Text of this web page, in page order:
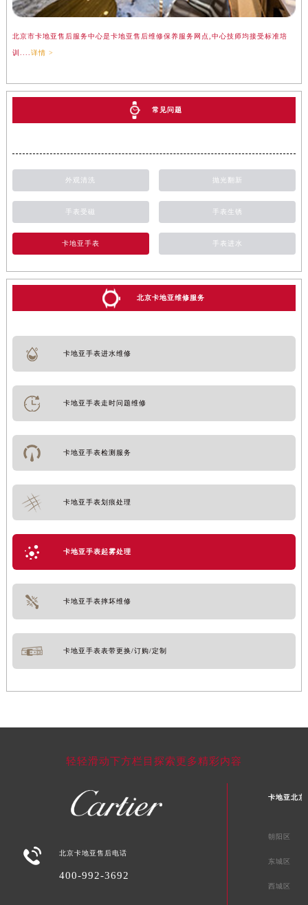
北京市卡地亚售后服务中心是卡地亚售后维修保养服务网点,中心技师均接受标准培
训....详情 >
常见问题
外观清洗 抛光翻新
手表受磁 手表生锈
卡地亚手表 手表进水
北京卡地亚维修服务
卡地亚手表进水维修
卡地亚手表走时问题维修
卡地亚手表检测服务
卡地亚手表划痕处理
卡地亚手表起雾处理
卡地亚手表摔坏维修
卡地亚手表表带更换/订购/定制
轻轻滑动下方栏目探索更多精彩内容
 北京卡地亚售后电话
400-992-3692
卡地亚北京
朝阳区
东城区
西城区